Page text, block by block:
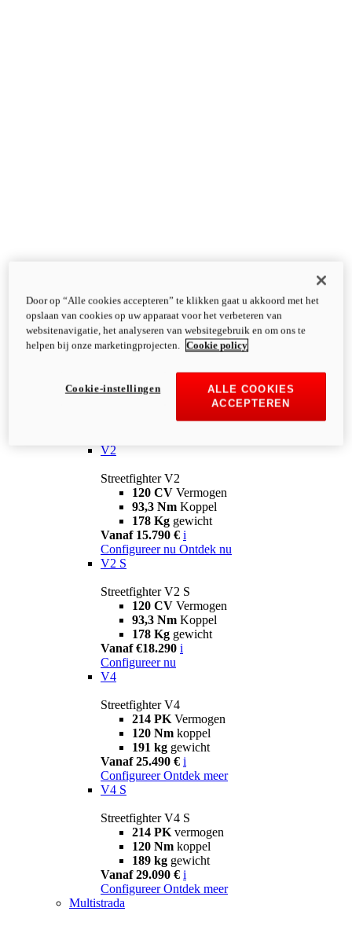
V2
Streetfighter V2
120 CV Vermogen
93,3 Nm Koppel
178 Kg gewicht
Vanaf 15.790 € i
Configureer nu Ontdek nu
V2 S
Streetfighter V2 S
120 CV Vermogen
93,3 Nm Koppel
178 Kg gewicht
Vanaf €18.290 i
Configureer nu
V4
Streetfighter V4
214 PK Vermogen
120 Nm koppel
191 kg gewicht
Vanaf 25.490 € i
Configureer Ontdek meer
V4 S
Streetfighter V4 S
214 PK vermogen
120 Nm koppel
189 kg gewicht
Vanaf 29.090 € i
Configureer Ontdek meer
Multistrada
Door op “Alle cookies accepteren” te klikken gaat u akkoord met het
opslaan van cookies op uw apparaat voor het verbeteren van
websitenavigatie, het analyseren van websitegebruik en om ons te
helpen bij onze marketingprojecten.
Cookie policy
ALLE COOKIES
ACCEPTEREN
Cookie-instellingen